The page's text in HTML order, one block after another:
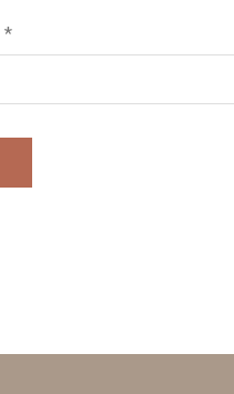
*